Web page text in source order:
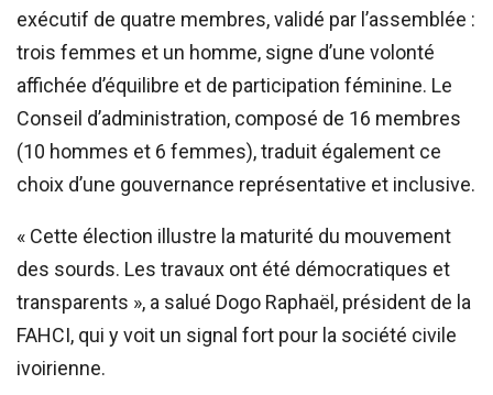
exécutif de quatre membres, validé par l’assemblée :
trois femmes et un homme, signe d’une volonté
affichée d’équilibre et de participation féminine. Le
Conseil d’administration, composé de 16 membres
(10 hommes et 6 femmes), traduit également ce
choix d’une gouvernance représentative et inclusive.
« Cette élection illustre la maturité du mouvement
des sourds. Les travaux ont été démocratiques et
transparents », a salué Dogo Raphaël, président de la
FAHCI, qui y voit un signal fort pour la société civile
ivoirienne.